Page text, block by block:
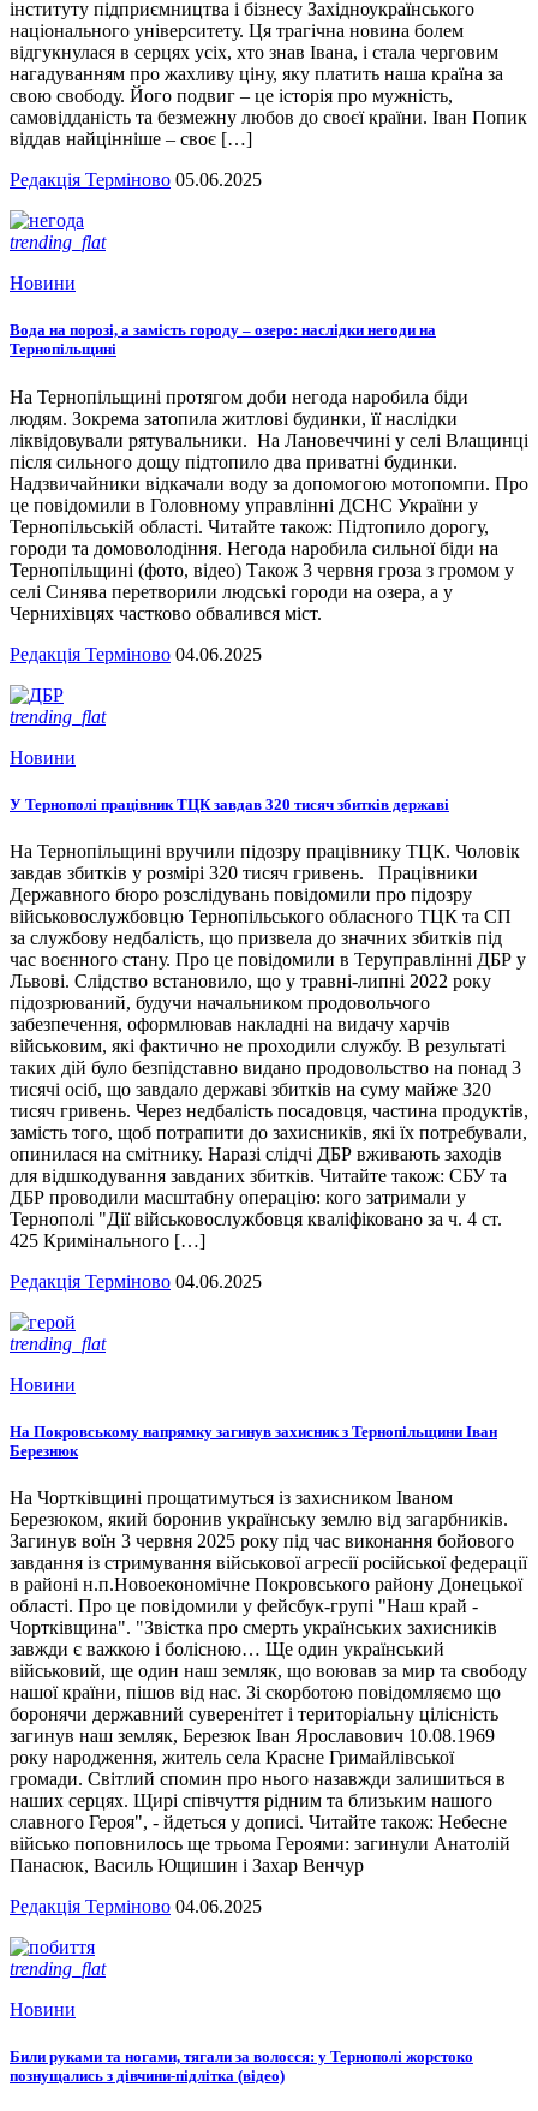
інституту підприємництва і бізнесу Західноукраїнського
національного університету. Ця трагічна новина болем
відгукнулася в серцях усіх, хто знав Івана, і стала черговим
нагадуванням про жахливу ціну, яку платить наша країна за
свою свободу. Його подвиг – це історія про мужність,
самовідданість та безмежну любов до своєї країни. Іван Попик
віддав найцінніше – своє […]
Редакція Терміново 05.06.2025
trending_flat
Новини
Вода на порозі, а замість городу – озеро: наслідки негоди на
Тернопільщині
На Тернопільщині протягом доби негода наробила біди
людям. Зокрема затопила житлові будинки, її наслідки
ліквідовували рятувальники. На Лановеччині у селі Влащинці
після сильного дощу підтопило два приватні будинки.
Надзвичайники відкачали воду за допомогою мотопомпи. Про
це повідомили в Головному управлінні ДСНС України у
Тернопільській області. Читайте також: Підтопило дорогу,
городи та домоволодіння. Негода наробила сильної біди на
Тернопільщині (фото, відео) Також 3 червня гроза з громом у
селі Синява перетворили людські городи на озера, а у
Чернихівцях частково обвалився міст.
Редакція Терміново 04.06.2025
trending_flat
Новини
У Тернополі працівник ТЦК завдав 320 тисяч збитків державі
На Тернопільщині вручили підозру працівнику ТЦК. Чоловік
завдав збитків у розмірі 320 тисяч гривень. Працівники
Державного бюро розслідувань повідомили про підозру
військовослужбовцю Тернопільського обласного ТЦК та СП
за службову недбалість, що призвела до значних збитків під
час воєнного стану. Про це повідомили в Теруправлінні ДБР у
Львові. Слідство встановило, що у травні-липні 2022 року
підозрюваний, будучи начальником продовольчого
забезпечення, оформлював накладні на видачу харчів
військовим, які фактично не проходили службу. В результаті
таких дій було безпідставно видано продовольство на понад 3
тисячі осіб, що завдало державі збитків на суму майже 320
тисяч гривень. Через недбалість посадовця, частина продуктів,
замість того, щоб потрапити до захисників, які їх потребували,
опинилася на смітнику. Наразі слідчі ДБР вживають заходів
для відшкодування завданих збитків. Читайте також: СБУ та
ДБР проводили масштабну операцію: кого затримали у
Тернополі "Дії військовослужбовця кваліфіковано за ч. 4 ст.
425 Кримінального […]
Редакція Терміново 04.06.2025
trending_flat
Новини
На Покровському напрямку загинув захисник з Тернопільщини Іван
Березнюк
На Чортківщині прощатимуться із захисником Іваном
Березюком, який боронив українську землю від загарбників.
Загинув воїн 3 червня 2025 року під час виконання бойового
завдання із стримування військової агресії російської федерації
в районі н.п.Новоекономічне Покровського району Донецької
області. Про це повідомили у фейсбук-групі "Наш край -
Чортківщина". "Звістка про смерть українських захисників
завжди є важкою і болісною… Ще один український
військовий, ще один наш земляк, що воював за мир та свободу
нашої країни, пішов від нас. Зі скорботою повідомляємо що
боронячи державний суверенітет і територіальну цілісність
загинув наш земляк, Березюк Іван Ярославович 10.08.1969
року народження, житель села Красне Гримайлівської
громади. Світлий спомин про нього назавжди залишиться в
наших серцях. Щирі співчуття рідним та близьким нашого
славного Героя", - йдеться у дописі. Читайте також: Небесне
військо поповнилось ще трьома Героями: загинули Анатолій
Панасюк, Василь Ющишин і Захар Венчур
Редакція Терміново 04.06.2025
trending_flat
Новини
Били руками та ногами, тягали за волосся: у Тернополі жорстоко
познущались з дівчини-підлітка (відео)